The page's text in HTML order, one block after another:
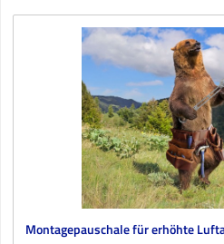
Montagepauschale für erhöhte